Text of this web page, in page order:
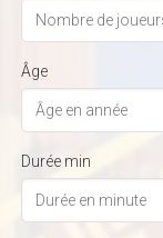
Âge
Durée min